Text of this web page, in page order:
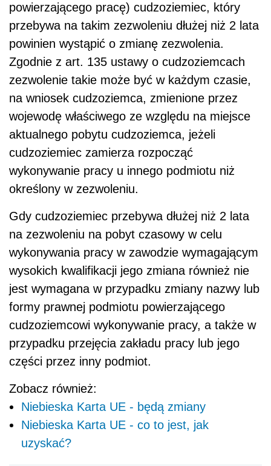
powierzającego pracę) cudzoziemiec, który
przebywa na takim zezwoleniu dłużej niż 2 lata
powinien wystąpić o zmianę zezwolenia.
Zgodnie z art. 135 ustawy o cudzoziemcach
zezwolenie takie może być w każdym czasie,
na wniosek cudzoziemca, zmienione przez
wojewodę właściwego ze względu na miejsce
aktualnego pobytu cudzoziemca, jeżeli
cudzoziemiec zamierza rozpocząć
wykonywanie pracy u innego podmiotu niż
określony w zezwoleniu.
Gdy cudzoziemiec przebywa dłużej niż 2 lata
na zezwoleniu na pobyt czasowy w celu
wykonywania pracy w zawodzie wymagającym
wysokich kwalifikacji jego zmiana również nie
jest wymagana w przypadku zmiany nazwy lub
formy prawnej podmiotu powierzającego
cudzoziemcowi wykonywanie pracy, a także w
przypadku przejęcia zakładu pracy lub jego
części przez inny podmiot.
Zobacz również:
Niebieska Karta UE - będą zmiany
Niebieska Karta UE - co to jest, jak
uzyskać?